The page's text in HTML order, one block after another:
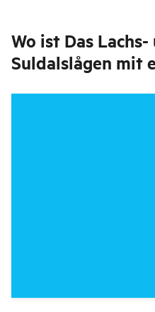
Wo ist Das
Suldalslågen mit